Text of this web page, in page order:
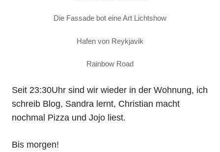
Die Fassade bot eine Art Lichtshow
Hafen von Reykjavik
Rainbow Road
Seit 23:30Uhr sind wir wieder in der Wohnung, ich
schreib Blog, Sandra lernt, Christian macht
nochmal Pizza und Jojo liest.
Bis morgen!